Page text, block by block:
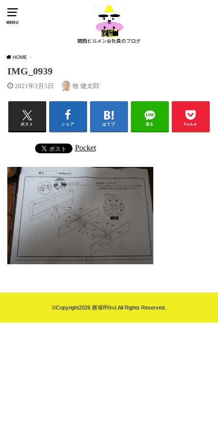
MENU
関西ビルメン会社員のブログ
HOME
IMG_0939
2021年3月5日 牧 健太郎
ポスト シェア はてブ 送る Pocket
Pocket
©Copyright2026 居場所find.All Rights Reserved.